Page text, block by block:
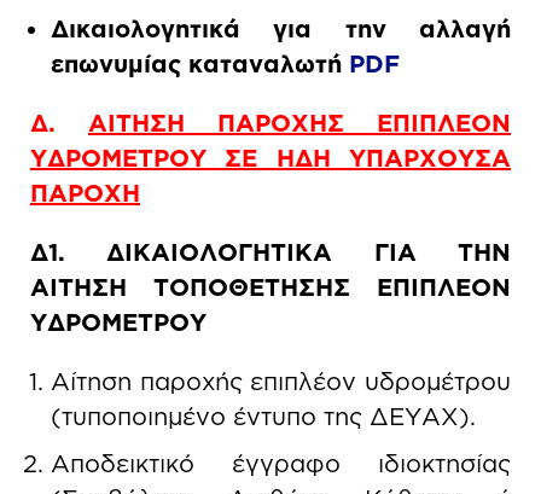
Δικαιολογητικά για την αλλαγή
επωνυμίας καταναλωτή PDF
Δ. ΑΙΤΗΣΗ ΠΑΡΟΧΗΣ ΕΠΙΠΛΕΟΝ
ΥΔΡΟΜΕΤΡΟΥ ΣΕ ΗΔΗ ΥΠΑΡΧΟΥΣΑ
ΠΑΡΟΧΗ
Δ1. ΔΙΚΑΙΟΛΟΓΗΤΙΚΑ ΓΙΑ ΤΗΝ
ΑΙΤΗΣΗ ΤΟΠΟΘΕΤΗΣΗΣ ΕΠΙΠΛΕΟΝ
ΥΔΡΟΜΕΤΡΟΥ
Αίτηση παροχής επιπλέον υδρομέτρου
(τυποποιημένο έντυπο της ΔΕΥΑΧ).
Αποδεικτικό έγγραφο ιδιοκτησίας